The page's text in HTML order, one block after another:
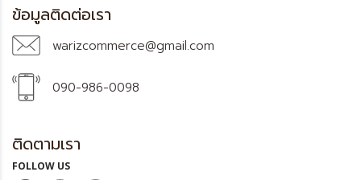
ข้อมูลติดต่อเรา
warizcommerce@gmail.com
090-986-0098
ติดตามเรา
FOLLOW US